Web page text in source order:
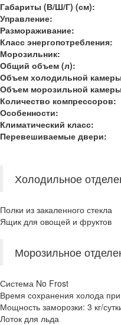
Габариты (В/Ш/Г) (см):
Управление:
Размораживание:
Класс энергопотребления:
Морозильник:
Общий объем (л):
Объем холодильной камеры
Объем морозильной камеры
Количество компрессоров:
Особенности:
Климатический класс:
Перевешиваемые двери:
Холодильное
Полки из закаленного стекла
Ящик для овощей и фруктов
Морозильное
Система No Frost
Время сохранения холода
Мощность заморозки: 3 кг/
Лоток для льда